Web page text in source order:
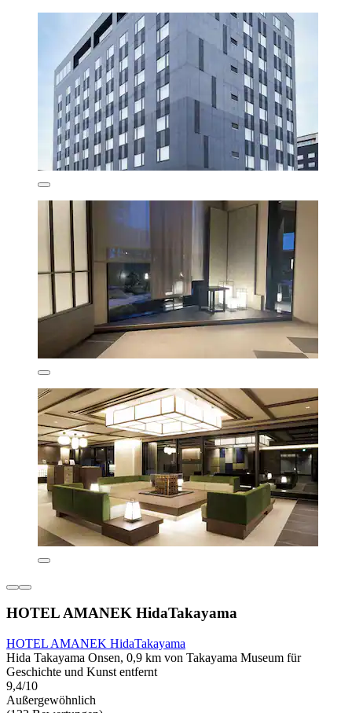
HOTEL AMANEK HidaTakayama
HOTEL AMANEK HidaTakayama
Hida Takayama Onsen, 0,9 km von Takayama Museum für
Geschichte und Kunst entfernt
9,4/10
Außergewöhnlich